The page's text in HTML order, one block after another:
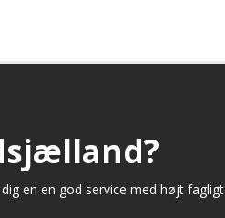
en en god service med højt fagligt